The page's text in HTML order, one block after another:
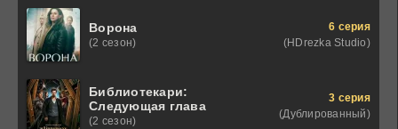
Ворона
(2 сезон)
6 серия
(HDrezka Studio)
Библиотекари:
Следующая глава
(2 сезон)
3 серия
(Дублированный)